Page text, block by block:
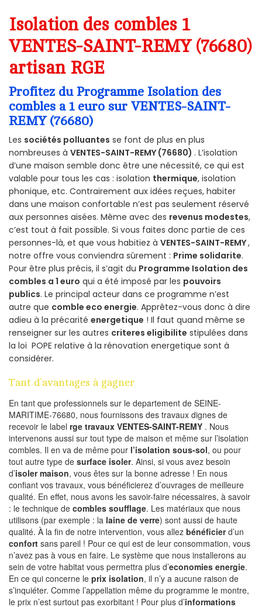
Isolation des combles 1
VENTES-SAINT-REMY (76680)
artisan RGE
Profitez du Programme Isolation des
combles a 1 euro sur VENTES-SAINT-
REMY (76680)
Les sociétés polluantes se font de plus en plus
nombreuses à VENTES-SAINT-REMY (76680) . L’isolation
d’une maison semble donc être une nécessité, ce qui est
valable pour tous les cas : isolation thermique, isolation
phonique, etc. Contrairement aux idées reçues, habiter
dans une maison confortable n’est pas seulement réservé
aux personnes aisées. Même avec des revenus modestes,
c’est tout à fait possible. Si vous faites donc partie de ces
personnes-là, et que vous habitiez à VENTES-SAINT-REMY,
notre offre vous conviendra sûrement : Prime solidarite.
Pour être plus précis, il s’agit du Programme Isolation des
combles a 1 euro qui a été imposé par les pouvoirs
publics. Le principal acteur dans ce programme n’est
autre que comble eco energie. Apprêtez-vous donc à dire
adieu à la précarité energetique ! Il faut quand même se
renseigner sur les autres criteres eligibilite stipulées dans
la loi POPE relative à la rénovation energetique sont à
considérer.
Tant d’avantages à gagner
En tant que professionnels sur le departement de SEINE-
MARITIME-76680, nous fournissons des travaux dignes de
recevoir le label rge travaux VENTES-SAINT-REMY . Nous
intervenons aussi sur tout type de maison et même sur l’isolation
combles. Il en va de même pour l’isolation sous-sol, ou pour
tout autre type de surface isoler. Ainsi, si vous avez besoin
d’isoler maison, vous êtes sur la bonne adresse ! En nous
confiant vos travaux, vous bénéficierez d’ouvrages de meilleure
qualité. En effet, nous avons les savoir-faire nécessaires, à savoir
: le technique de combles soufflage. Les matériaux que nous
utilisons (par exemple : la laine de verre) sont aussi de haute
qualité. À la fin de notre intervention, vous allez bénéficierd’un
confort sans pareil ! Pour ce qui est de leur consommation, vous
n’avez pas à vous en faire. Le système que nous installerons au
sein de votre habitat vous permettra plus d’economies energie.
En ce qui concerne le prix isolation, il n’y a aucune raison de
s’inquiéter. Comme l’appellation même du programme le montre,
le prix n’est surtout pas exorbitant ! Pour plus d’informations